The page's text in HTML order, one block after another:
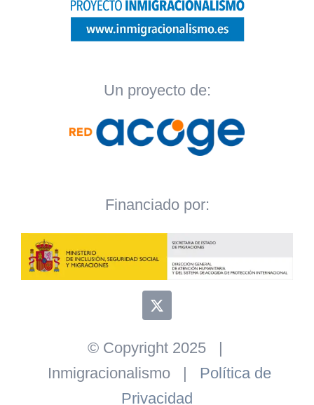
Un proyecto de:
Financiado por:
© Copyright 2025 |
Inmigracionalismo | Política de
Privacidad